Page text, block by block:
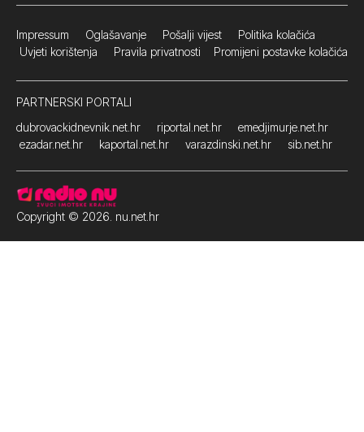
Impressum Oglašavanje Pošalji vijest Politika kolačića
Uvjeti korištenja Pravila privatnosti Promijeni postavke kolačića
PARTNERSKI PORTALI
dubrovackidnevnik.net.hr
riportal.net.hr
emedjimurje.net.hr
ezadar.net.hr
kaportal.net.hr varazdinski.net.hr sib.net.hr
Copyright © 2026. nu.net.hr